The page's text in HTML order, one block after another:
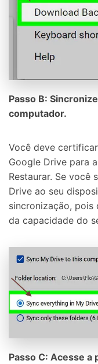
Passo B:
computador.
Você deve
Google Drive para
Restaurar. Se você
Drive ao seu
sincronização, pois
da capacidade do
Passo C: Acesse a